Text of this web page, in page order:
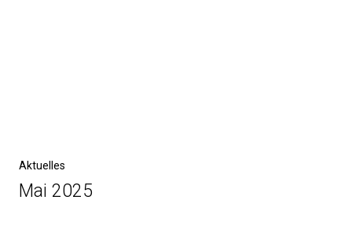
navigation
Previous
Post
Aktuelles
Mai 2025